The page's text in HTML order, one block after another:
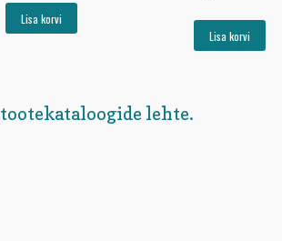
Lisa korvi
Lisa korvi
tootekataloogide lehte.